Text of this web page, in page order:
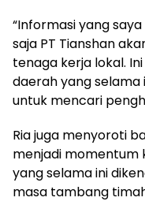
“Informasi yang
saja PT Tianshan
tenaga kerja lokal.
daerah yang
untuk mencari
Ria juga menyoroti
menjadi momentum
yang selama ini
masa tambang